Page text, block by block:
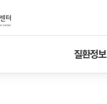
질환정보